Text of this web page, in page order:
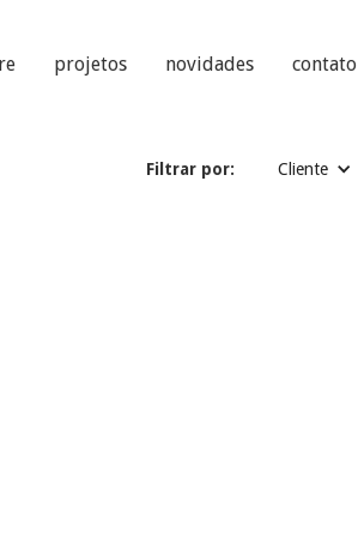
projetos novidades contato
Filtrar por: Cliente